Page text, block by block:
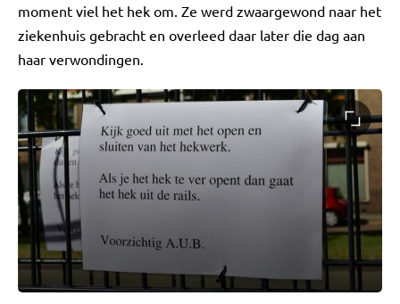
moment viel het hek om. Ze werd zwaargewond naar het
ziekenhuis gebracht en overleed daar later die dag aan
haar verwondingen.